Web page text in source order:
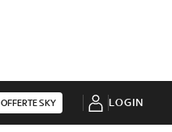
OFFERTE SKY LOGIN